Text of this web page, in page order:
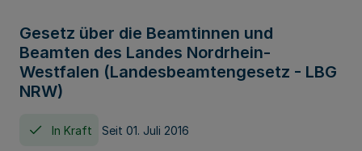
Gesetz über die Beamtinnen und
Beamten des Landes Nordrhein-
Westfalen (Landesbeamtengesetz - LBG
NRW)
In Kraft Seit 01. Juli 2016